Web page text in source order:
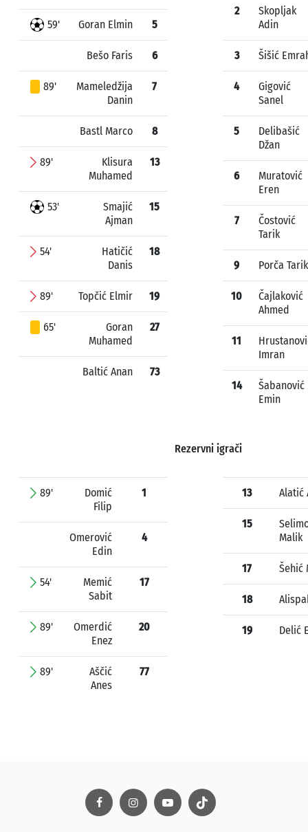
59' Goran Elmin 5
Bešo Faris 6
89'
Mameledžija
Danin
7
Bastl Marco 8
89'
Klisura
Muhamed
13
53'
Smajić
Ajman
15
54'
Hatičić
Danis
18
89' Topčić Elmir 19
65'
Goran
Muhamed
27
Baltić Anan 73
2
Skopljak
Adin
3 Šišić
4
Gigović
Sanel
5
Delibašić
Džan
6
Muratović
Eren
7
Čostović
Tarik
9 Porča Tarik
10
Čajlaković
Ahmed
11
Imran
14
Šabanović
Emin
Rezervni igrači
89'
Domić
Filip
1
Omerović
Edin
4
54'
Memić
Sabit
17
89'
Omerdić
Enez
20
89'
Aščić
Anes
77
13 Alatić
15
Malik
17 Šehić
18
19 Delić